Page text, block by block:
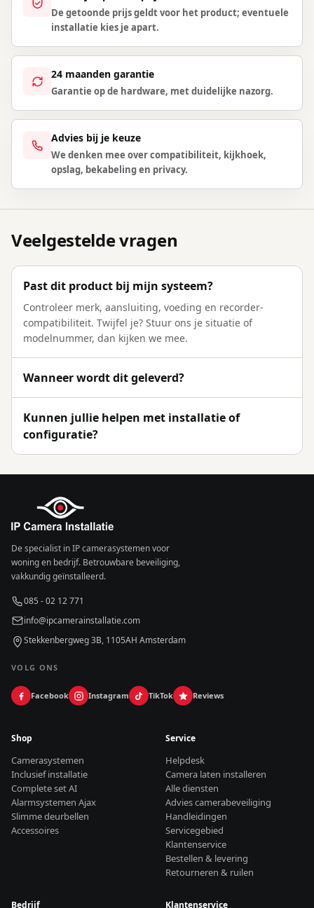
De getoonde prijs geldt voor het product; eventuele
installatie kies je apart.
24 maanden garantie
Garantie op de hardware, met duidelijke nazorg.
Advies bij je keuze
We denken mee over compatibiliteit, kijkhoek,
opslag, bekabeling en privacy.
Veelgestelde vragen
Past dit product bij mijn systeem?
Controleer merk, aansluiting, voeding en recorder-
compatibiliteit. Twijfel je? Stuur ons je situatie of
modelnummer, dan kijken we mee.
Wanneer wordt dit geleverd?
Kunnen jullie helpen met installatie of
configuratie?
De specialist in IP camerasystemen voor
woning en bedrijf. Betrouwbare beveiliging,
vakkundig geïnstalleerd.
085 - 02 12 771
info@ipcamerainstallatie.com
Stekkenbergweg 3B, 1105AH Amsterdam
VOLG ONS
Facebook Instagram TikTok Reviews
Shop
Camerasystemen
Inclusief installatie
Complete set AI
Alarmsystemen Ajax
Slimme deurbellen
Accessoires
Service
Helpdesk
Camera laten installeren
Alle diensten
Advies camerabeveiliging
Handleidingen
Servicegebied
Klantenservice
Bestellen & levering
Retourneren & ruilen
Bedrijf Klantenservice